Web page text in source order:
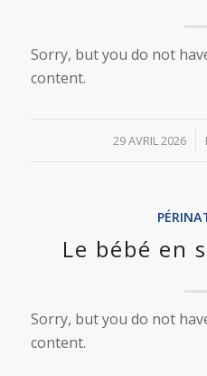
Sorry, but you do not
content.
29 AVRIL 2026
/
Le bébé en
Sorry, but you do not
content.